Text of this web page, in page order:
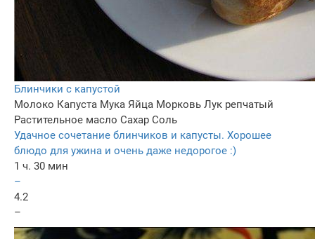
Блинчики с капустой
Молоко Капуста Мука Яйца Морковь Лук репчатый
Растительное масло Сахар Соль
Удачное сочетание блинчиков и капусты. Хорошее
блюдо для ужина и очень даже недорогое :)
1 ч. 30 мин
–
4.2
–